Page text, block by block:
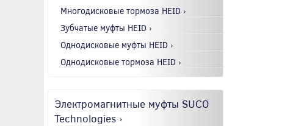
Многодисковые тормоза HEID ›
Зубчатые муфты HEID ›
Однодисковые муфты HEID ›
Однодисковые тормоза HEID ›
Электромагнитные муфты SUCO
Technologies ›